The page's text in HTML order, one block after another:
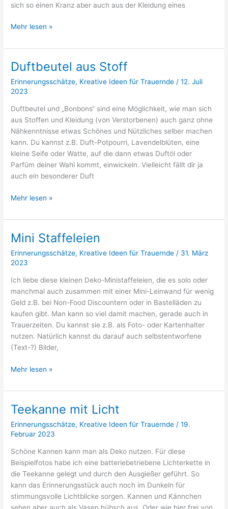
sich so einen Kranz aber auch aus der Kleidung eines
Kranz
schwarzen
Mehr lesen »
Duftbeutel aus Stoff
Erinnerungsschätze, Kreative Ideen für Trauernde /12. Juli
2023
Duftbeutel und „Bonbons“ sind eine Möglichkeit, wie man sich
aus Stoffen und Kleidung (von Verstorbenen) auch ganz ohne
Nähkenntnisse etwas Schönes und Nützliches selber machen
kann. Du kannst z.B. Duft-Potpourri, Lavendelblüten, eine
kleine Seife oder Watte, auf die dann etwas Duftöl oder
Parfüm deiner Wahl kommt, einwickeln. Vielleicht fällt dir ja
auch ein besonderer Duft
Duftbeutel
Stoff
Mehr lesen »
Mini Staffeleien
Erinnerungsschätze, Kreative Ideen für Trauernde / 31. März
2023
Ich liebe diese kleinen Deko-Ministaffeleien, die es solo oder
manchmal auch zusammen mit einer Mini-Leinwand für wenig
Geld z.B. bei Non-Food Discountern oder in Bastelläden zu
kaufen gibt. Man kann so viel damit machen, gerade auch in
Trauerzeiten. Du kannst sie z.B. als Foto- oder Kartenhalter
nutzen. Natürlich kannst du darauf auch selbstentworfene
(Text-?) Bilder,
Mini
Mehr lesen »
Teekanne mit Licht
Erinnerungsschätze, Kreative Ideen für Trauernde /19.
Februar 2023
Schöne Kannen kann man als Deko nutzen. Für diese
Beispielfotos habe ich eine batteriebetriebene Lichterkette in
die Teekanne gelegt und durch den Ausgießer geführt. So
kann das Erinnerungsstück auch noch im Dunkeln für
stimmungsvolle Lichtblicke sorgen. Kannen und Kännchen